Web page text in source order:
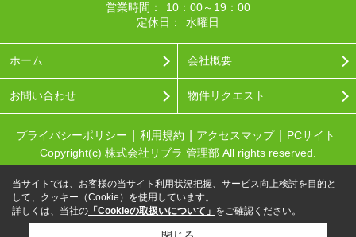
営業時間：
10：00～19：00
定休日：
水曜日
ホーム 会社概要
お問い合わせ 物件リクエスト
プライバシーポリシー 利用規約 アクセスマップ
PCサイト
Copyright(c) 株式会社リブラ 管理部 All rights reserved.
当サイトでは、お客様の当サイト利用状況把握、サービス向上検討を目的と
して、クッキー（Cookie）を使用しています。
詳しくは、当社の 「Cookieの取扱いについて」 をご確認ください。